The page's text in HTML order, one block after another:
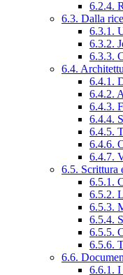
6.2.4.
6.3. Dalla
6.3.1.
6.3.2.
6.3.3.
6.4.
6.4.1.
6.4.2.
6.4.3.
6.4.4.
6.4.5.
6.4.6.
6.4.7.
6.5. Scrittura
6.5.1.
6.5.2.
6.5.3.
6.5.4.
6.5.5.
6.5.6.
6.6.
6.6.1. I